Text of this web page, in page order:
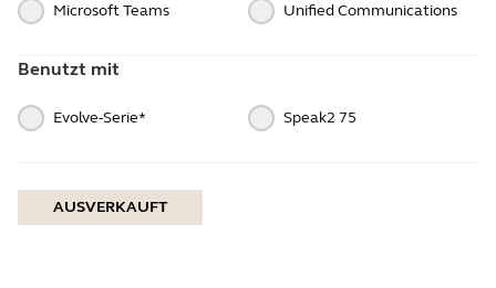
Microsoft Teams Unified Communications
Benutzt mit
Evolve-Serie* Speak2 75
AUSVERKAUFT